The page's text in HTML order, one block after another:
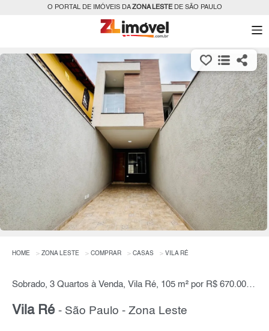
O PORTAL DE IMÓVEIS DAZONA LESTEDE SÃO PAULO
HOME ZONA LESTE COMPRAR CASAS VILA RÉ
Sobrado, 3 Quartos à Venda, Vila Ré, 105 m² por R$ 670.000,00
Vila Ré - São Paulo - Zona Leste